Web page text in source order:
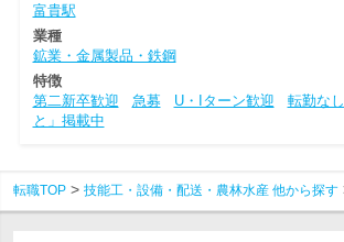
富貴駅
業種
鉱業・金属製品・鉄鋼
特徴
第二新卒歓迎
急募 U・Iターン歓迎 転勤なし
と」掲載中
転職TOP 技能工・設備・配送・農林水産 他から探す